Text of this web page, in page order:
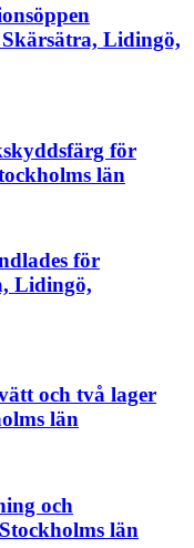
Lidingö,
för
län
för
Lidingö,
och två lager
län
och
län